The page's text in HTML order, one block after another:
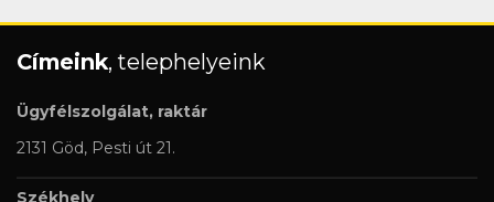
Címeink, telephelyeink
Ügyfélszolgálat, raktár
2131 Göd, Pesti út 21.
Székhely